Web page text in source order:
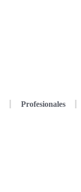
Profesionales